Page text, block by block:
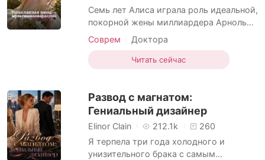
Семь лет Алиса играла роль идеальной,
покорной жены миллиардера Арнольда
Беспалова, скромно работая в
отделении скорой помощи. Все рухнуло
в одну ночь, когда Арнольд ворвался в
ее смену, сгорая от паники. На руках он
женщину — Елену, невесту своего
двоюродного брата
Соврем Доктора
Читать сейчас
Развод с магнатом:
Гениальный дизайнер
Elinor Clain 212.1k
260
Я терпела три года холодного и
унизительного брака с самым